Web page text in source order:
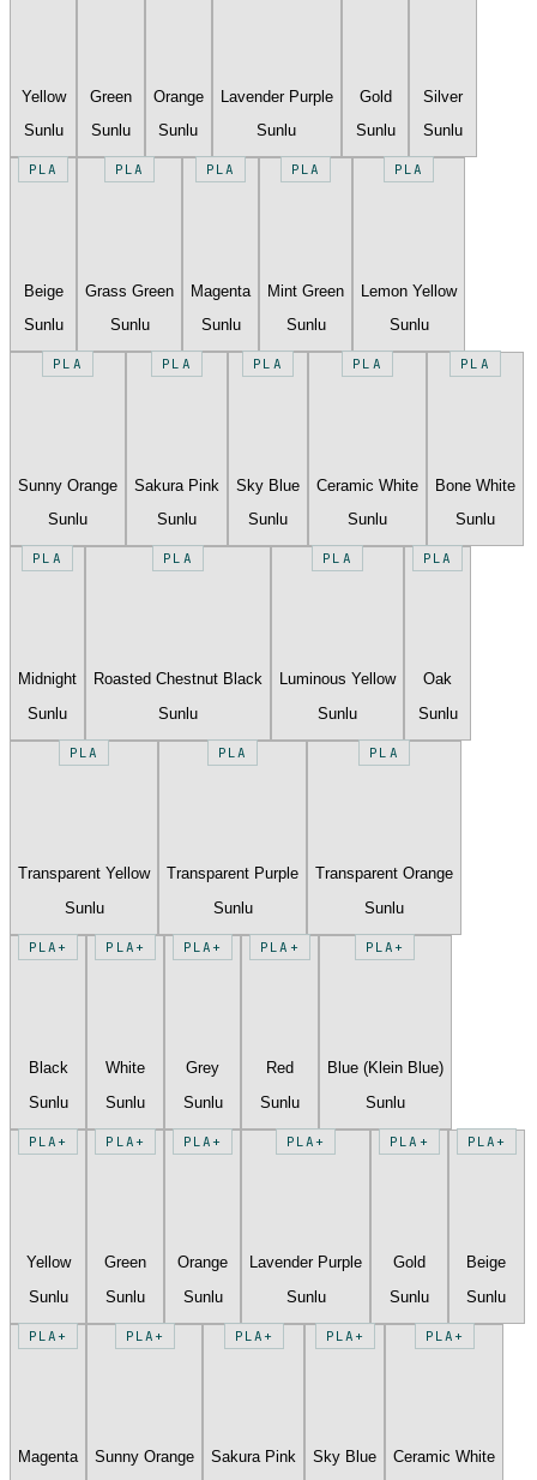
Yellow
Sunlu
Green
Sunlu
Orange
Sunlu
Lavender Purple
Sunlu
Gold
Sunlu
Silver
Sunlu
PLA
Beige
Sunlu
PLA
Grass Green
Sunlu
PLA
Magenta
Sunlu
PLA
Mint Green
Sunlu
PLA
Lemon Yellow
Sunlu
PLA
Sunny Orange
Sunlu
PLA
Sakura Pink
Sunlu
PLA
Sky Blue
Sunlu
PLA
Ceramic White
Sunlu
PLA
Bone White
Sunlu
PLA
Midnight
Sunlu
PLA
Roasted Chestnut Black
Sunlu
PLA
Luminous Yellow
Sunlu
PLA
Oak
Sunlu
PLA
Transparent Yellow
Sunlu
PLA
Transparent Purple
Sunlu
PLA
Transparent Orange
Sunlu
PLA+
Black
Sunlu
PLA+
White
Sunlu
PLA+
Grey
Sunlu
PLA+
Red
Sunlu
PLA+
Blue (Klein Blue)
Sunlu
PLA+
Yellow
Sunlu
PLA+
Green
Sunlu
PLA+
Orange
Sunlu
PLA+
Lavender Purple
Sunlu
PLA+
Gold
Sunlu
PLA+
Beige
Sunlu
PLA+
Magenta
PLA+
Sunny Orange
PLA+
Sakura Pink
PLA+
Sky Blue
PLA+
Ceramic White